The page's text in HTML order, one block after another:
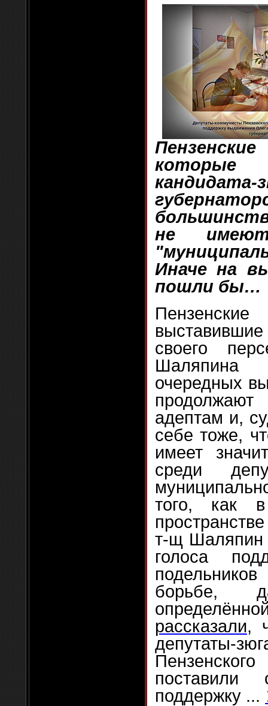
которые
не
Иначе на
пошли бы…
своего
очередных
адептам и,
себе тоже,
имеет
среди
того, как
т-щ Шаляпин
голоса
борьбе,
рассказали,
поддержку ...